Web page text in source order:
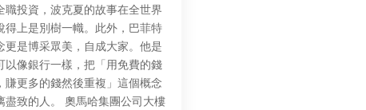
職投資，波克夏的故事在全世界
得上是別樹一幟。此外，巴菲特
更是博采眾美，自成大家。他是
以像銀行一樣，把「用免費的錢
賺更多的錢然後重複」這個概念
盡致的人。 奧馬哈集團公司大樓